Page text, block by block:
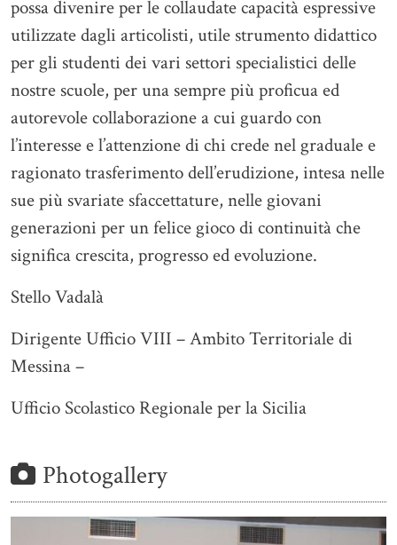
possa divenire per le collaudate capacità espressive
utilizzate dagli articolisti, utile strumento didattico
per gli studenti dei vari settori specialistici delle
nostre scuole, per una sempre più proficua ed
autorevole collaborazione a cui guardo con
l’interesse e l’attenzione di chi crede nel graduale e
ragionato trasferimento dell’erudizione, intesa nelle
sue più svariate sfaccettature, nelle giovani
generazioni per un felice gioco di continuità che
significa crescita, progresso ed evoluzione.
Stello Vadalà
Dirigente Ufficio VIII – Ambito Territoriale di
Messina –
Ufficio Scolastico Regionale per la Sicilia
Photogallery